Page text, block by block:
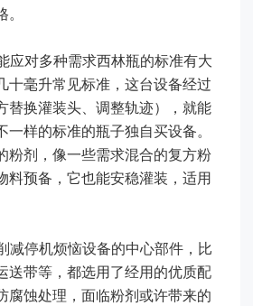
对多种需求西林瓶的标准有大
十毫升常见标准，这台设备经过
替换灌装头、调整轨迹），就能
一样的标准的瓶子独自买设备。
粉剂，像一些需求混合的复方粉
料预备，它也能安稳灌装，适用
停机烦恼设备的中心部件，比
送带等，都选用了经用的优质配
腐蚀处理，面临粉剂或许带来的